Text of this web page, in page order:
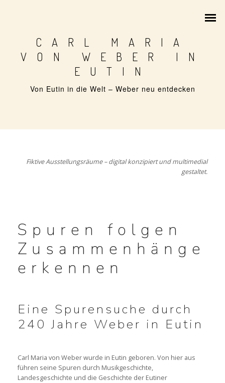
1786 – GEBURT IN EUTIN
FESTSPIELE AB 1951
NACHKLANG 2026
„KLINGENDES LIBRETTO“: PETER SCHMOLL
WEBER & VOSS HÖREN
CARL MARIA
VON WEBER IN
EUTIN
Von Eutin in die Welt – Weber neu entdecken
Fiktive Ausstellungsräume – digital konzipiert und multimedial
gestaltet.
Spuren folgen
Zusammenhänge
erkennen
Eine Spurensuche durch
240 Jahre Weber in Eutin
Carl Maria von Weber wurde in Eutin geboren. Von hier aus
führen seine Spuren durch Musikgeschichte,
Landesgeschichte und die Geschichte der Eutiner